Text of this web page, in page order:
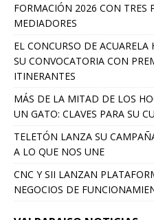
FORMACIÓN 2026 CON TRES
MEDIADORES
EL CONCURSO DE
SU CONVOCATORIA CON
ITINERANTES
MÁS DE LA MITAD DE LOS
UN GATO: CLAVES PARA SU
TELETÓN LANZA SU
A LO QUE NOS UNE
CNC Y SII LANZAN
NEGOCIOS DE